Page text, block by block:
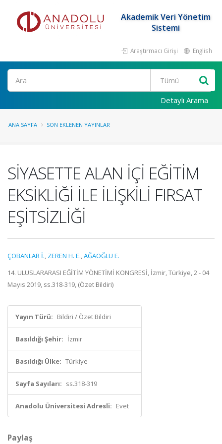
Akademik Veri Yönetim
Sistemi
Araştırmacı Girişi English
Ara
Detaylı Arama
ANA SAYFA SON EKLENEN YAYINLAR
SİYASETTE ALAN İÇİ EĞİTİM
EKSİKLİĞİ İLE İLİŞKİLİ FIRSAT
EŞİTSİZLİĞİ
ÇOBANLAR İ., ZEREN H. E.,AĞAOĞLU E.
14. ULUSLARARASI EĞİTİM YÖNETİMİ KONGRESİ, İzmir, Türkiye, 2 - 04
Mayıs 2019, ss.318-319, (Özet Bildiri)
Yayın Türü: Bildiri / Özet Bildiri
Basıldığı Şehir: İzmir
Basıldığı Ülke: Türkiye
Sayfa Sayıları: ss.318-319
Anadolu Üniversitesi Adresli: Evet
Paylaş